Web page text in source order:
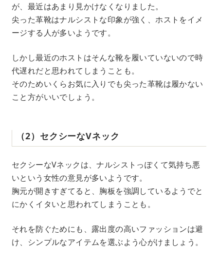
が、最近はあまり見かけなくなりました。
尖った革靴はナルシストな印象が強く、ホストをイメ
ージする人が多いようです。
しかし最近のホストはそんな靴を履いていないので時
代遅れだと思われてしまうことも。
そのためいくらお気に入りでも尖った革靴は履かない
こと方がいいでしょう。
（2）セクシーなVネック
セクシーなVネックは、ナルシストっぽくて気持ち悪
いという女性の意見が多いようです。
胸元が開きすぎてると、胸板を強調しているようでと
にかくイタいと思われてしまうことも。
それを防ぐためにも、露出度の高いファッションは避
け、シンプルなアイテムを選ぶよう心がけましょう。